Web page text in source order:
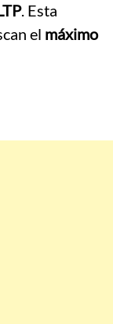
. Esta
el máximo